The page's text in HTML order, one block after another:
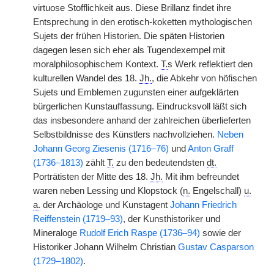
virtuose Stofflichkeit aus. Diese Brillanz findet ihre
Entsprechung in den erotisch-koketten mythologischen
Sujets der frühen Historien. Die späten Historien
dagegen lesen sich eher als Tugendexempel mit
moralphilosophischem Kontext. T.s Werk reflektiert den
kulturellen Wandel des 18. Jh., die Abkehr von höfischen
Sujets und Emblemen zugunsten einer aufgeklärten
bürgerlichen Kunstauffassung. Eindrucksvoll läßt sich
das insbesondere anhand der zahlreichen überlieferten
Selbstbildnisse des Künstlers nachvollziehen. Neben
Johann Georg Ziesenis (1716–76) und Anton Graff
(1736–1813) zählt T. zu den bedeutendsten dt.
Porträtisten der Mitte des 18. Jh. Mit ihm befreundet
waren neben Lessing und Klopstock (n. Engelschall) u.
a. der Archäologe und Kunstagent Johann Friedrich
Reiffenstein (1719–93), der Kunsthistoriker und
Mineraloge Rudolf Erich Raspe (1736–94) sowie der
Historiker Johann Wilhelm Christian Gustav Casparson
(1729–1802).